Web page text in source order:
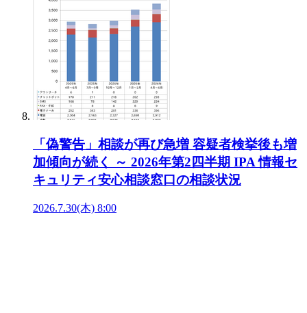
「偽警告」相談が再び急増 容疑者検挙後も増
加傾向が続く ～ 2026年第2四半期 IPA 情報セ
キュリティ安心相談窓口の相談状況
2026.7.30(木) 8:00